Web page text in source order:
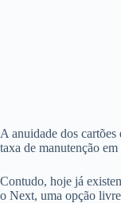
A anuidade dos
taxa de manutenção
Contudo, hoje já
o Next, uma opção